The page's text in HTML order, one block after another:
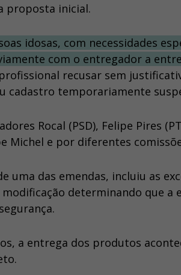
proposta inicial.
idosas, com necessidades
com o entregador a
recusar sem
cadastro temporariamente
Rocal (PSD), Felipe Pires
Michel e por diferentes
uma das emendas, incluiu as
determinando que a
a entrega dos produtos